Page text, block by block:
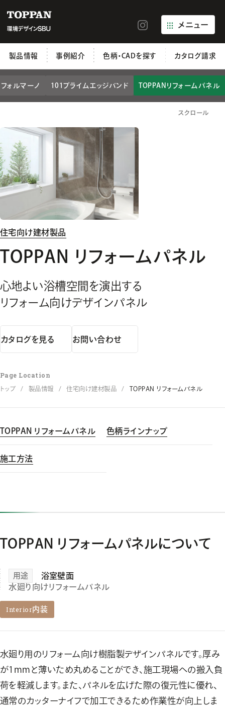
メニュー
製品情報 事例紹介 色柄・CADを探す カタログ請求
ォルマーノ 101プライムエッジバンド TOPPANリフォームパネル
スクロール
住宅向け建材製品
TOPPAN リフォームパネル
心地よい浴槽空間を演出する
リフォーム向けデザインパネル
カタログを見る お問い合わせ
Page Location
トップ 製品情報 住宅向け建材製品 TOPPAN リフォームパネル
TOPPAN リフォームパネル 色柄ラインナップ
施工方法
TOPPAN リフォームパネルについて
用途
浴室壁面
水廻り向けリフォームパネル
Interior内装
水廻り用のリフォーム向け樹脂製デザインパネルです。厚み
が1mmと薄いため丸めることができ、施工現場への搬入負
荷を軽減します。また、パネルを広げた際の復元性に優れ、
通常のカッターナイフで加工できるため作業性が向上しま